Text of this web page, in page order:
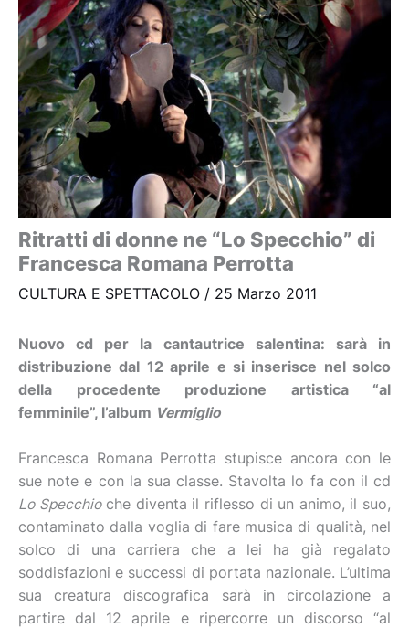
Ritratti di donne ne “Lo Specchio” di
Francesca Romana Perrotta
CULTURA E SPETTACOLO / 25 Marzo 2011
Nuovo cd per la cantautrice salentina: sarà in
distribuzione dal 12 aprile e si inserisce nel solco
della procedente produzione artistica “al
femminile”, l’album Vermiglio
Francesca Romana Perrotta stupisce ancora con le
sue note e con la sua classe. Stavolta lo fa con il cd
Lo Specchioche diventa il riflesso di un animo, il suo,
contaminato dalla voglia di fare musica di qualità, nel
solco di una carriera che a lei ha già regalato
soddisfazioni e successi di portata nazionale. L’ultima
sua creatura discografica sarà in circolazione a
partire dal 12 aprile e ripercorre un discorso “al